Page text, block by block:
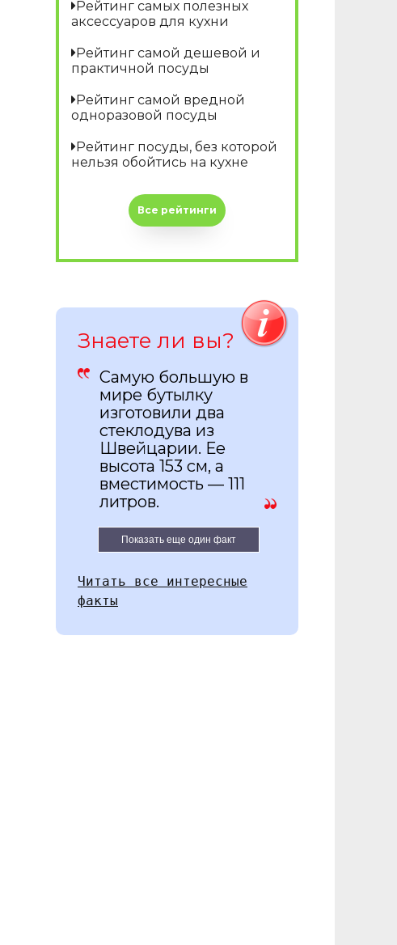
Рейтинг самых полезных
аксессуаров для кухни
Рейтинг самой дешевой и
практичной посуды
Рейтинг самой вредной
одноразовой посуды
Рейтинг посуды, без которой
нельзя обойтись на кухне
Все рейтинги
Знаете ли вы?
Самую большую в
мире бутылку
изготовили два
стеклодува из
Швейцарии. Ее
высота 153 см, а
вместимость — 111
литров.
Показать еще один факт
Читать все интересные
факты